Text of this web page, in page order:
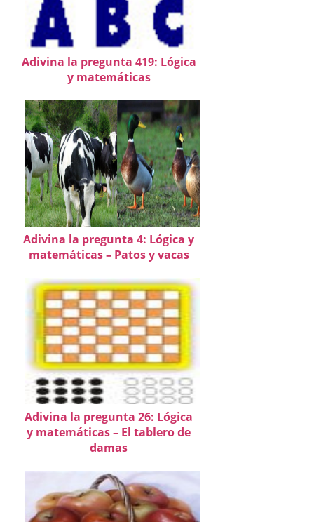
Adivina la pregunta 419: Lógica
y matemáticas
Adivina la pregunta 4: Lógica y
matemáticas – Patos y vacas
Adivina la pregunta 26: Lógica
y matemáticas – El tablero de
damas